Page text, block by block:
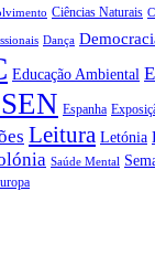
Ciências Naturais
Dança
Educação Ambiental
Espanha
Leitura Letónia
Saúde Mental